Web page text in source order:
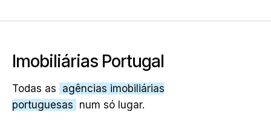
Imobiliárias Portugal
Todas as agências imobiliárias
portuguesas num só lugar.